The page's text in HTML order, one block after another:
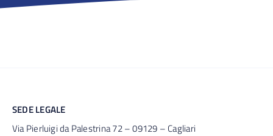
SEDE LEGALE
Via Pierluigi da Palestrina 72 – 09129 – Cagliari